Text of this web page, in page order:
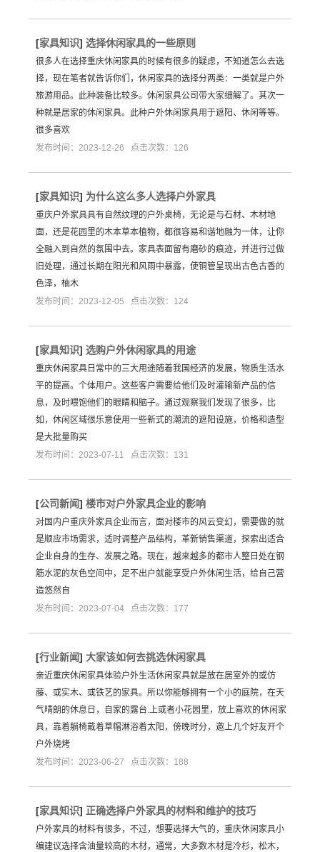
[家具知识] 选择休闲家具的一些原则
很多人在选择重庆休闲家具的时候有很多的疑虑，不知道怎么去选
择，现在笔者就告诉你们，休闲家具的选择分两类：一类就是户外
旅游用品。此种装备比较多。休闲家具公司带大家细解了。其次一
种就是居家的休闲家具。此种户外休闲家具用于遮阳、休闲等等。
很多喜欢
发布时间：2023-12-26 点击次数：126
[家具知识] 为什么这么多人选择户外家具
重庆户外家具具有自然纹理的户外桌椅，无论是与石材、木材地
面，还是花园里的木本草本植物，都很容易和谐地融为一体，让你
全融入到自然的氛围中去。家具表面留有磨砂的痕迹，并进行过做
旧处理，通过长期在阳光和风雨中暴露，使铜管呈现出古色古香的
色泽，柚木
发布时间：2023-12-05 点击次数：124
[家具知识] 选购户外休闲家具的用途
重庆休闲家具日常中的三大用途随着我国经济的发展，物质生活水
平的提高。个体用户。这些客户需要给他们及时灌输新产品的信
息，及时喂饱他们的眼睛和脑子。通过观察我们发现了很多，比
如，休闲区域很乐意使用一些新式的潮流的遮阳设施，价格和造型
是大批量购买
发布时间：2023-07-11 点击次数：131
[公司新闻] 楼市对户外家具企业的影响
对国内户重庆外家具企业而言，面对楼市的风云变幻，需要做的就
是顺应市场需求，适时调整产品结构，革新销售渠道，探索出适合
企业自身的生存、发展之路。现在，越来越多的都市人整日处在钢
筋水泥的灰色空间中，足不出户就能享受户外休闲生活，给自己营
造悠然自
发布时间：2023-07-04 点击次数：177
[行业新闻] 大家该如何去挑选休闲家具
亲近重庆休闲家具体验户外生活休闲家具就是放在居室外的或仿
藤、或实木、或铁艺的家具。所以你能够拥有一个小的庭院，在天
气晴朗的休息日，自家的露台.上或者小花园里，放上喜欢的休闲家
具，靠着躺椅戴着草帽淋浴着太阳，傍晚时分，邀上几个好友开个
户外烧烤
发布时间：2023-06-27 点击次数：188
[家具知识] 正确选择户外家具的材料和维护的技巧
户外家具的材料有很多，不过，想要选择大气的，重庆休闲家具小
编建议选择含油量较高的木材，通常，大多数木材是冷杉，松木，